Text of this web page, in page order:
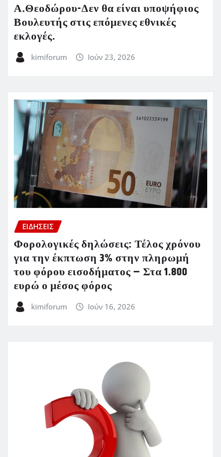
Α.Θεοδώρου-Δεν θα είναι υποψήφιος
Βουλευτής στις επόμενες εθνικές
εκλογές.
kimiforum Ιούν 23, 2026
ΕΙΔΗΣΕΙΣ
Φορολογικές δηλώσεις: Τέλος χρόνου
για την έκπτωση 3% στην πληρωμή
του φόρου εισοδήματος – Στα 1.800
ευρώ ο μέσος φόρος
kimiforum Ιούν 16, 2026